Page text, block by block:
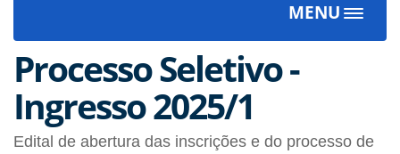
MENU
Toggle
Processo Seletivo -
Ingresso 2025/1
Edital de abertura das inscrições e do processo de